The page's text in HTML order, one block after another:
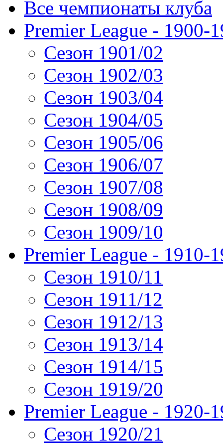
Все чемпионаты клуба
Premier League - 1900-
Сезон 1901/02
Сезон 1902/03
Сезон 1903/04
Сезон 1904/05
Сезон 1905/06
Сезон 1906/07
Сезон 1907/08
Сезон 1908/09
Сезон 1909/10
Premier League - 1910-
Сезон 1910/11
Сезон 1911/12
Сезон 1912/13
Сезон 1913/14
Сезон 1914/15
Сезон 1919/20
Premier League - 1920-
Сезон 1920/21